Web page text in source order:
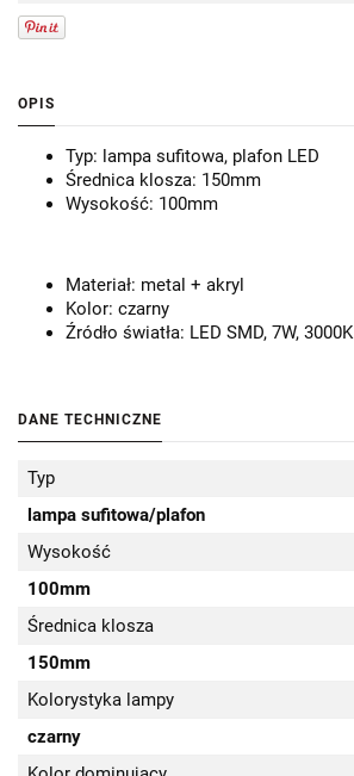
OPIS
Typ: lampa sufitowa, plafon LED
Średnica klosza: 150mm
Wysokość: 100mm
Materiał: metal + akryl
Kolor: czarny
Źródło światła: LED SMD, 7W, 3000K
DANE TECHNICZNE
Typ
lampa sufitowa/plafon
Wysokość
100mm
Średnica klosza
150mm
Kolorystyka lampy
czarny